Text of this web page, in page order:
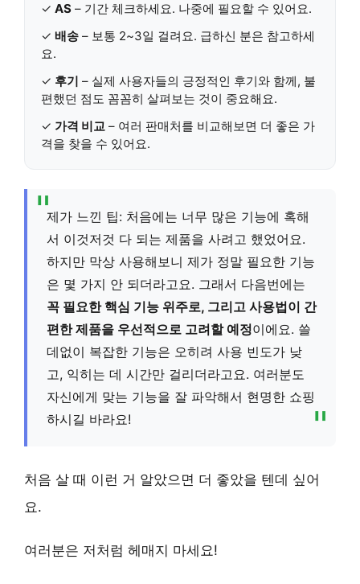
✓ AS – 기간 체크하세요. 나중에 필요할 수 있어요.
✓ 배송 – 보통 2~3일 걸려요. 급하신 분은 참고하세
요.
✓ 후기 – 실제 사용자들의 긍정적인 후기와 함께, 불
편했던 점도 꼼꼼히 살펴보는 것이 중요해요.
✓ 가격 비교 – 여러 판매처를 비교해보면 더 좋은 가
격을 찾을 수 있어요.
제가 느낀 팁: 처음에는 너무 많은 기능에 혹해
서 이것저것 다 되는 제품을 사려고 했었어요.
하지만 막상 사용해보니 제가 정말 필요한 기능
은 몇 가지 안 되더라고요. 그래서 다음번에는
꼭 필요한 핵심 기능 위주로, 그리고 사용법이 간
편한 제품을 우선적으로 고려할 예정이에요. 쓸
데없이 복잡한 기능은 오히려 사용 빈도가 낮
고, 익히는 데 시간만 걸리더라고요. 여러분도
자신에게 맞는 기능을 잘 파악해서 현명한 쇼핑
하시길 바라요!
처음 살 때 이런 거 알았으면 더 좋았을 텐데 싶어
요.
여러분은 저처럼 헤매지 마세요!